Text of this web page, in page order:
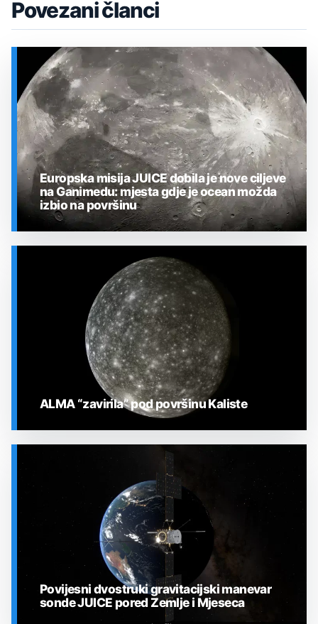
Povezani članci
Europska misija JUICE dobila je nove ciljeve
na Ganimedu: mjesta gdje je ocean možda
izbio na površinu
ALMA “zavirila” pod površinu Kaliste
Povijesni dvostruki gravitacijski manevar
sonde JUICE pored Zemlje i Mjeseca